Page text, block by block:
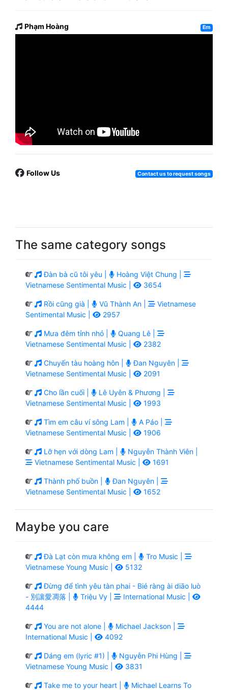
Phạm Hoàng Em
Follow Us Contact us to request songs
The same category songs
Đàn bà cũ tôi yêu |
Hoàng Việt Chung |
Vietnamese Sentimental Music |
3654
Rồi cũng già | Vũ Thành An |
Vietnamese
Sentimental Music |
2957
Mưa đêm tỉnh nhỏ |
Quang Lê |
Vietnamese Sentimental Music |
2382
Chuyến tàu hoàng hôn |
Đan Nguyên |
Vietnamese Sentimental Music |
2091
Cho lần cuối |
Lê Uyên & Phương |
Vietnamese Sentimental Music |
1993
Tìm em câu ví sông Lam |
A Páo |
Vietnamese Sentimental Music |
1906
Lỡ hẹn với dòng Lam |
Nguyễn Thành Viên |
Vietnamese Sentimental Music |
1691
Thành phố buồn |
Đan Nguyên |
Vietnamese Sentimental Music |
1652
Maybe you care
Đà Lạt còn mưa không em |
Tro Music |
Vietnamese Young Music |
5132
Đừng để tình yêu tàn phai - Bié ràng ài diāo luò
- 別讓愛凋落 |
Triệu Vy |
International Music |
4444
You are not alone |
Michael Jackson |
International Music |
4092
Dáng em (lyric #1) |
Nguyễn Phi Hùng |
Vietnamese Young Music |
3831
Take me to your heart |
Michael Learns To